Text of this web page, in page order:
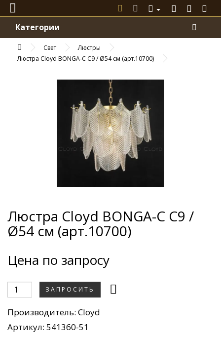
Категории
Свет
Люстры
Люстра Cloyd BONGA-C C9 / Ø54 см (арт.10700)
Люстра Cloyd BONGA-C C9 /
Ø54 см (арт.10700)
Цена по запросу
ЗАПРОСИТЬ
Производитель: Cloyd
Артикул: 541360-51